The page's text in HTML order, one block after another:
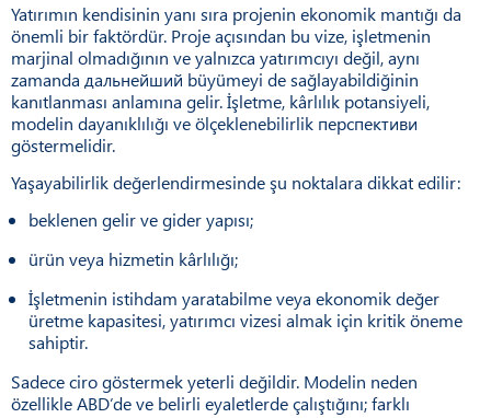
Yatırımın kendisinin yanı sıra projenin ekonomik mantığı da
önemli bir faktördür. Proje açısından bu vize, işletmenin
marjinal olmadığının ve yalnızca yatırımcıyı değil, aynı
zamanda дальнейший büyümeyi de sağlayabildiğinin
kanıtlanması anlamına gelir. İşletme, kârlılık potansiyeli,
modelin dayanıklılığı ve ölçeklenebilirlik перспективи
göstermelidir.
Yaşayabilirlik değerlendirmesinde şu noktalara dikkat edilir:
beklenen gelir ve gider yapısı;
ürün veya hizmetin kârlılığı;
İşletmenin istihdam yaratabilme veya ekonomik değer
üretme kapasitesi, yatırımcı vizesi almak için kritik öneme
sahiptir.
Sadece ciro göstermek yeterli değildir. Modelin neden
özellikle ABD’de ve belirli eyaletlerde çalıştığını; farklı